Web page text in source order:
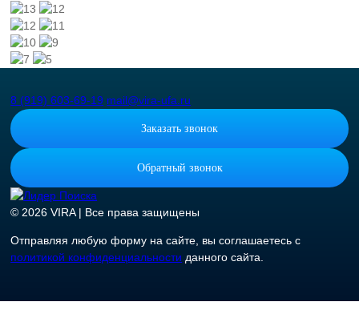
8 (919) 603-69-19 mail@vira-ufa.ru
Заказать звонок
Обратный звонок
© 2026 VIRA | Все права защищены
Отправляя любую форму на сайте, вы соглашаетесь с
политикой конфиденциальности данного сайта.